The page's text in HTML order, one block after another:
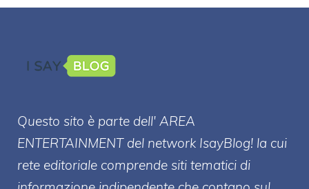
Questo sito è parte dell' AREA
ENTERTAINMENT del network IsayBlog! la cui
rete editoriale comprende siti tematici di